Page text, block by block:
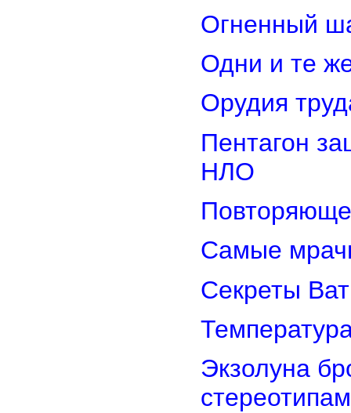
Огненный
Одни и те
Орудия
Пентагон
НЛО
Самые
Секреты
Экзолуна
стереотипам